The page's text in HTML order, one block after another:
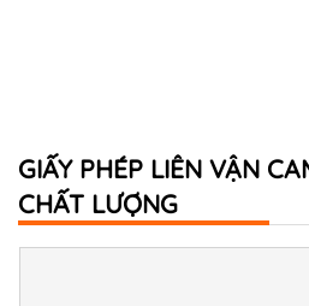
GIẤY PHÉP LIÊN VẬN
CHẤT LƯỢNG